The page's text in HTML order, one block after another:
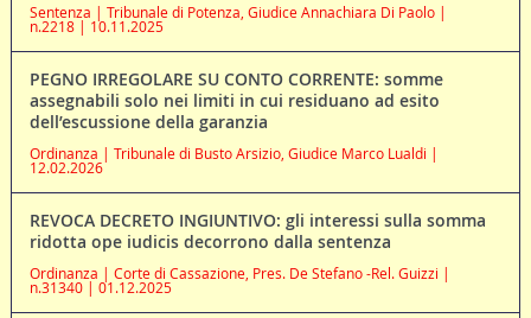
Sentenza | Tribunale di Potenza, Giudice Annachiara Di Paolo |
n.2218 | 10.11.2025
PEGNO IRREGOLARE SU CONTO CORRENTE: somme
assegnabili solo nei limiti in cui residuano ad esito
dell’escussione della garanzia
Ordinanza | Tribunale di Busto Arsizio, Giudice Marco Lualdi |
12.02.2026
REVOCA DECRETO INGIUNTIVO: gli interessi sulla somma
ridotta ope iudicis decorrono dalla sentenza
Ordinanza | Corte di Cassazione, Pres. De Stefano -Rel. Guizzi |
n.31340 | 01.12.2025